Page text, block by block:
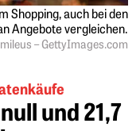
Shopping, auch bei den
Angebote vergleichen.
– GettyImages.com
und 21,7